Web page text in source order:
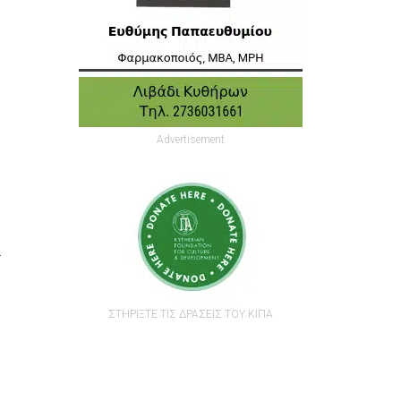
Advertisement
ΣΤΗΡΙΞΤΕ ΤΙΣ ΔΡΑΣΕΙΣ ΤΟΥ ΚΙΠΑ